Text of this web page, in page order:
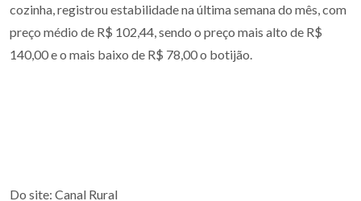
cozinha, registrou estabilidade na última semana do mês, com
preço médio de R$ 102,44, sendo o preço mais alto de R$
140,00 e o mais baixo de R$ 78,00 o botijão.
Do site: Canal Rural